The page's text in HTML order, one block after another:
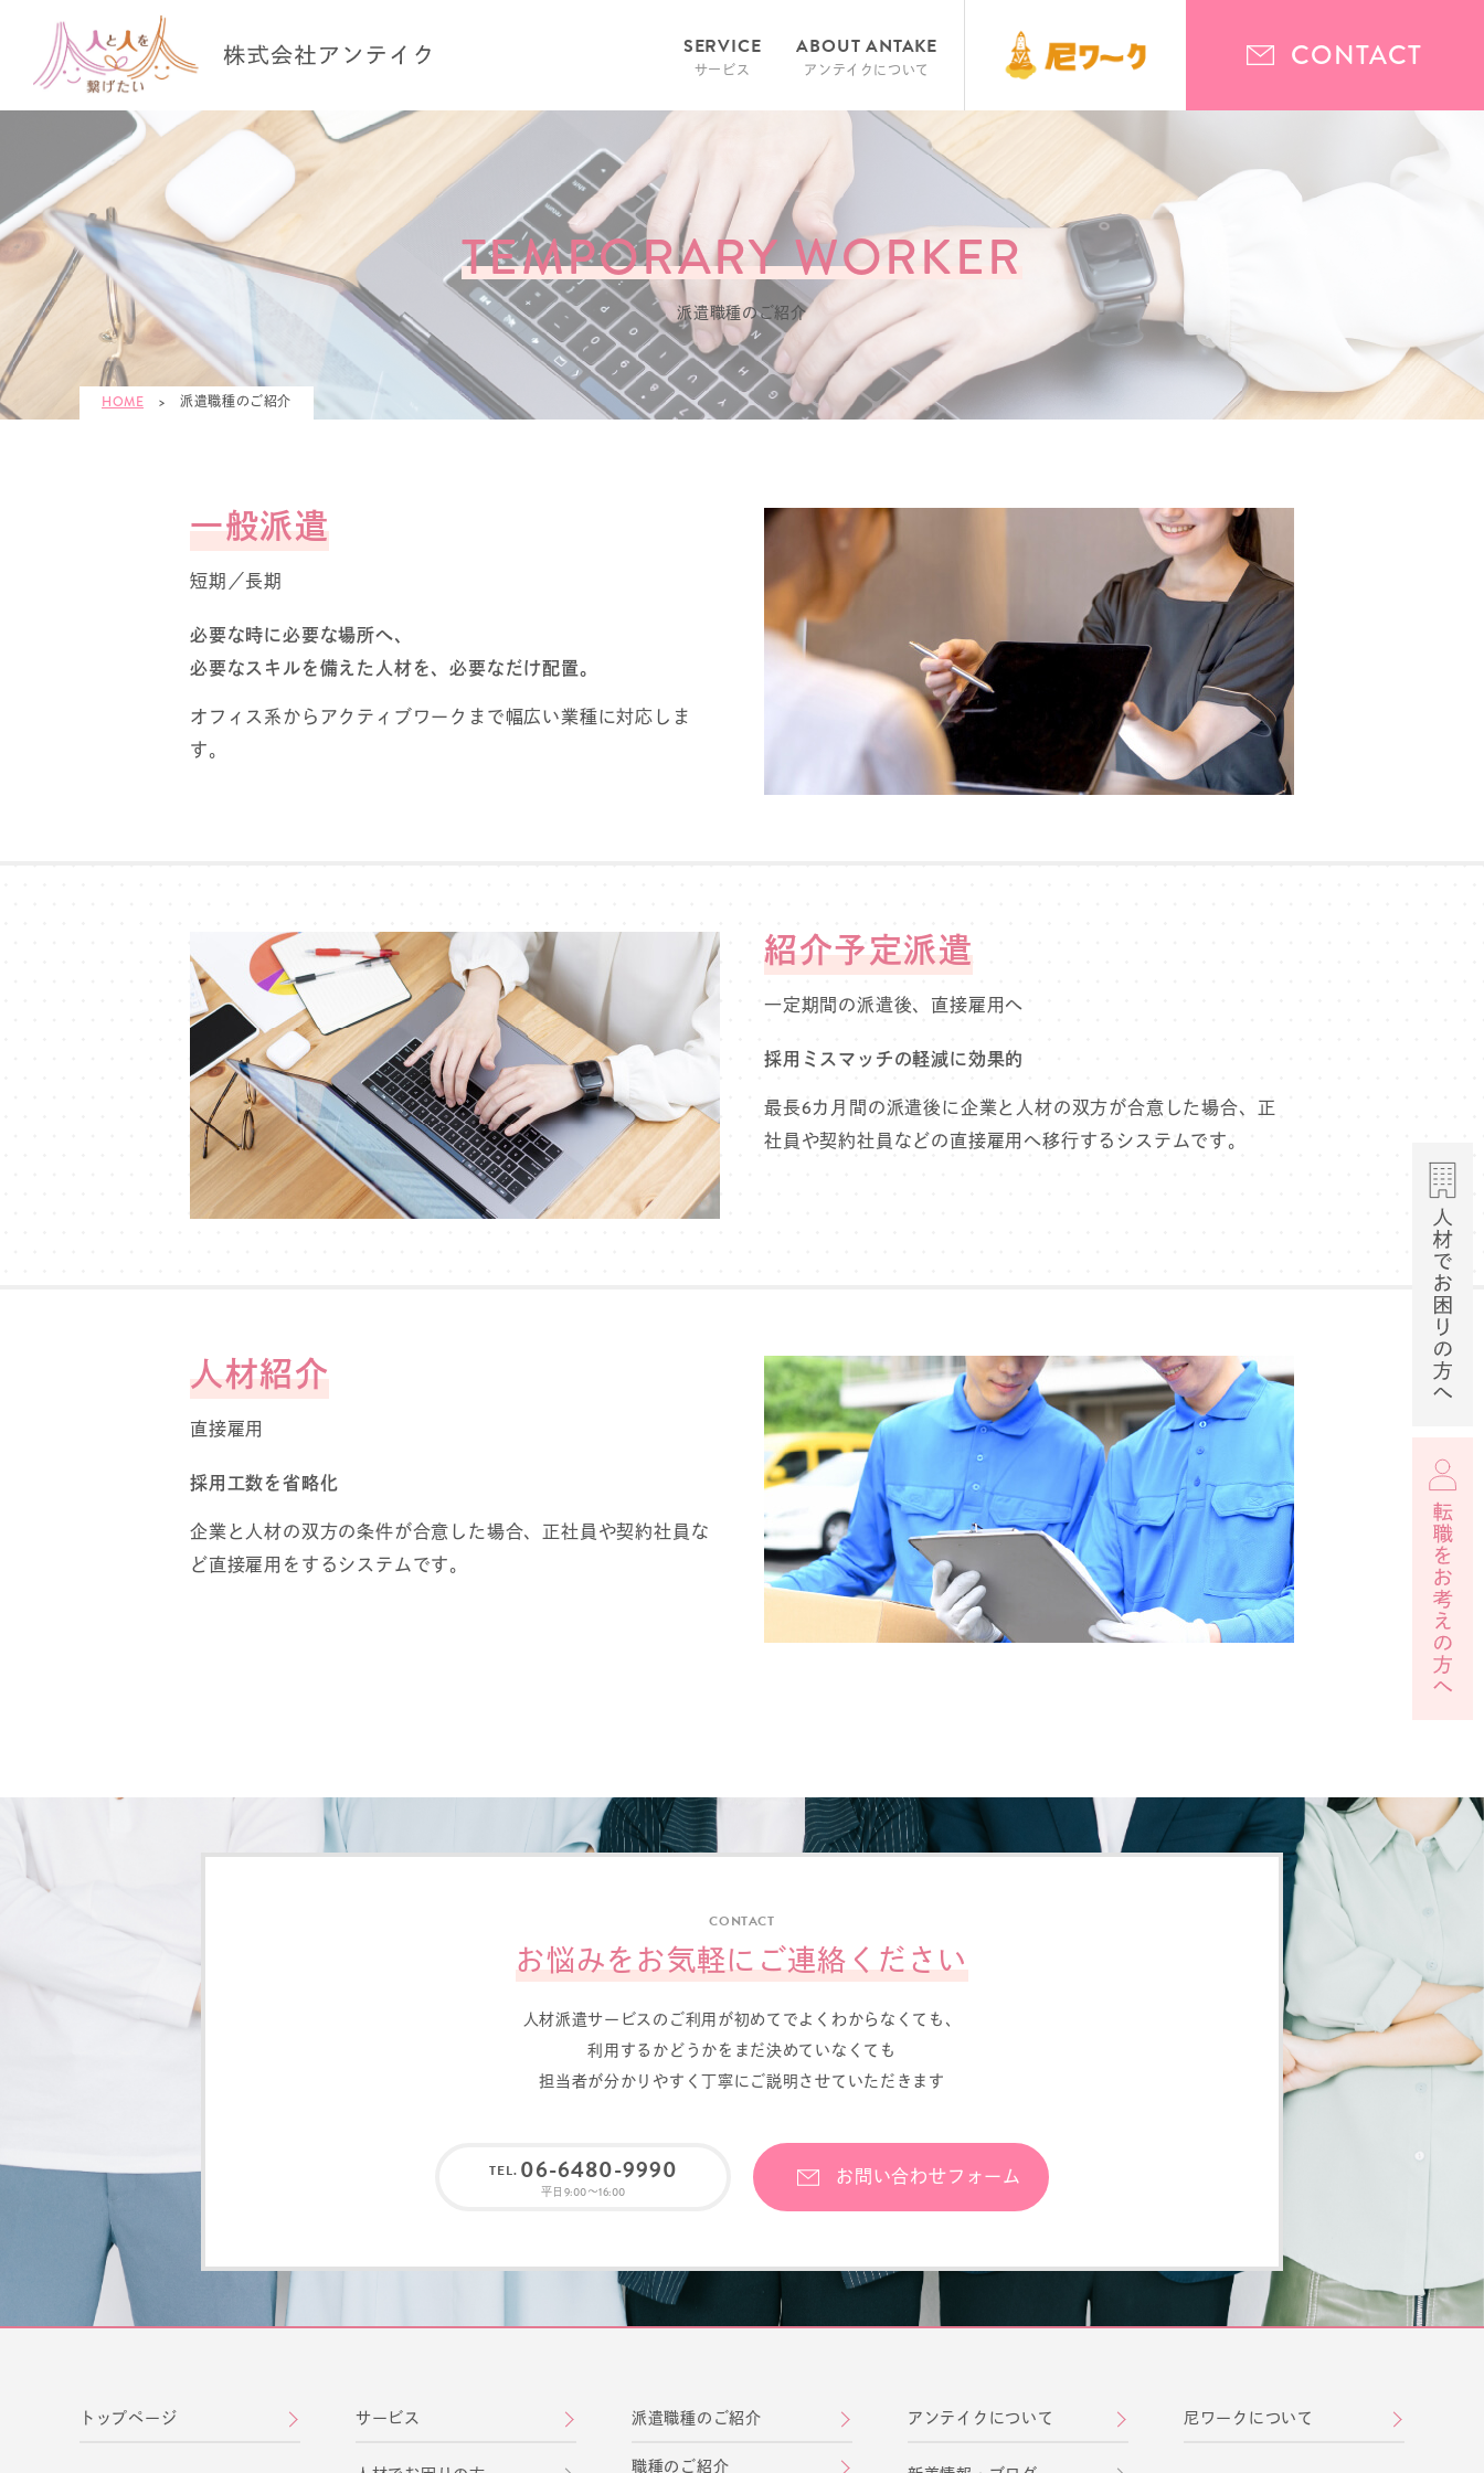
CONTACT
SERVICE
サービス
ABOUT ANTAKE
アンテイクについて
TEMPORARY WORKER
派遣職種のご紹介
HOME > 派遣職種のご紹介
⼀般派遣
短期／⻑期
必要な時に必要な場所へ、
必要なスキルを備えた⼈材を、必要なだけ配置。
オフィス系からアクティブワークまで幅広い業種に対応しま
す。
紹介予定派遣
⼀定期間の派遣後、直接雇⽤へ
採⽤ミスマッチの軽減に効果的
最⻑6カ⽉間の派遣後に企業と⼈材の双⽅が合意した場合、正
社員や契約社員などの直接雇⽤へ移⾏するシステムです。
⼈材紹介
直接雇⽤
採⽤⼯数を省略化
企業と⼈材の双⽅の条件が合意した場合、正社員や契約社員な
ど直接雇⽤をするシステムです。
CONTACT
お悩みをお気軽にご連絡ください
⼈材派遣サービスのご利⽤が初めてでよくわからなくても、
利⽤するかどうかをまだ決めていなくても
担当者が分かりやすく丁寧にご説明させていただきます
06-6480-9990
平日9:00〜16:00
お問い合わせフォーム
トップページ サービス 派遣職種のご紹介
職種のご紹介
アンテイクについて 尼ワークについて